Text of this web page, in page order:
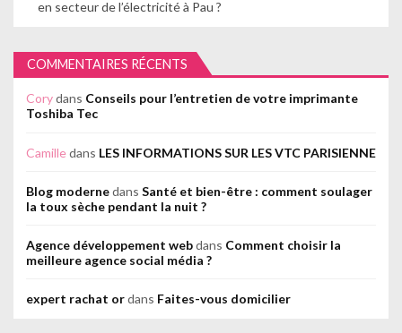
en secteur de l’électricité à Pau ?
COMMENTAIRES RÉCENTS
Corydans Conseils pour l’entretien de votre imprimante
Toshiba Tec
Camilledans LES INFORMATIONS SUR LES VTC PARISIENNE
Blog modernedans Santé et bien-être : comment soulager
la toux sèche pendant la nuit ?
Agence développement webdans Comment choisir la
meilleure agence social média ?
expert rachat ordans Faites-vous domicilier